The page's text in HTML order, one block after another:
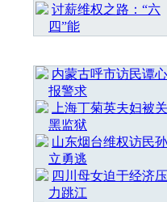
讨薪维权之路：“六
四”能
内蒙古呼市访民谭心
报警求
上海丁菊英夫妇被关
黑监狱
山东烟台维权访民孙
立勇逃
四川母女迫于经济压
力跳江